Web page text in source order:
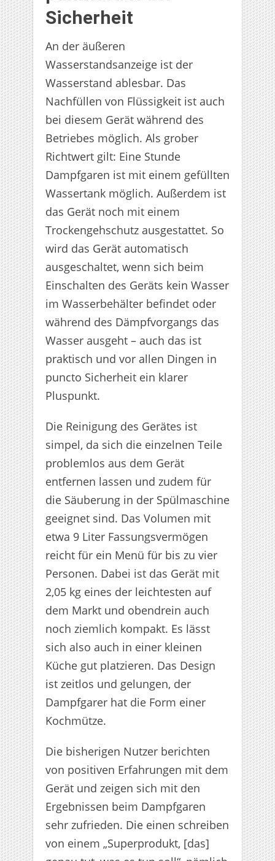
Sicherheit
An der äußeren
Wasserstandsanzeige ist der
Wasserstand ablesbar. Das
Nachfüllen von Flüssigkeit ist auch
bei diesem Gerät während des
Betriebes möglich. Als grober
Richtwert gilt: Eine Stunde
Dampfgaren ist mit einem gefüllten
Wassertank möglich. Außerdem ist
das Gerät noch mit einem
Trockengehschutz ausgestattet. So
wird das Gerät automatisch
ausgeschaltet, wenn sich beim
Einschalten des Geräts kein Wasser
im Wasserbehälter befindet oder
während des Dämpfvorgangs das
Wasser ausgeht – auch das ist
praktisch und vor allen Dingen in
puncto Sicherheit ein klarer
Pluspunkt.
Die Reinigung des Gerätes ist
simpel, da sich die einzelnen Teile
problemlos aus dem Gerät
entfernen lassen und zudem für
die Säuberung in der Spülmaschine
geeignet sind. Das Volumen mit
etwa 9 Liter Fassungsvermögen
reicht für ein Menü für bis zu vier
Personen. Dabei ist das Gerät mit
2,05 kg eines der leichtesten auf
dem Markt und obendrein auch
noch ziemlich kompakt. Es lässt
sich also auch in einer kleinen
Küche gut platzieren. Das Design
ist zeitlos und gelungen, der
Dampfgarer hat die Form einer
Kochmütze.
Die bisherigen Nutzer berichten
von positiven Erfahrungen mit dem
Gerät und zeigen sich mit den
Ergebnissen beim Dampfgaren
sehr zufrieden. Die einen schreiben
von einem „Superprodukt, [das]